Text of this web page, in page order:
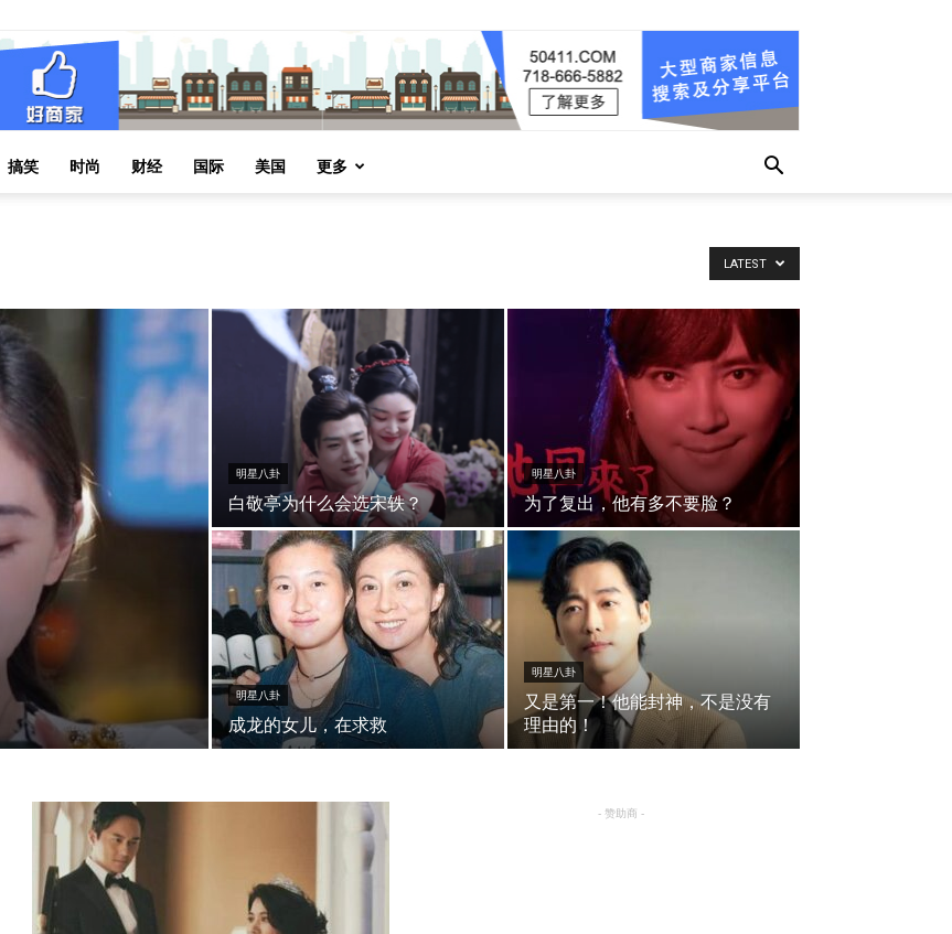
搞笑 时尚 财经 国际 美国 更多
LATEST
明星八卦
白敬亭为什么会选宋轶？
明星八卦
为了复出，他有多不要脸？
明星八卦
成龙的女儿，在求救
明星八卦
又是第一！他能封神，不是没有
理由的！
- 赞助商 -